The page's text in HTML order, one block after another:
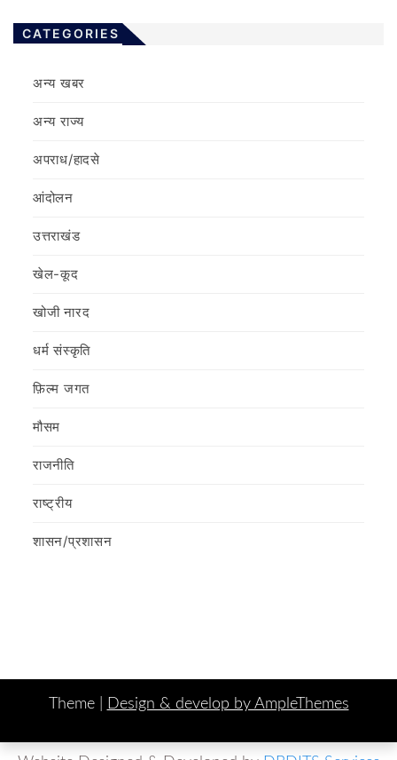
CATEGORIES
अन्य खबर
अन्य राज्य
अपराध/हादसे
आंदोलन
उत्तराखंड
खेल-कूद
खोजी नारद
धर्म संस्कृति
फ़िल्‍म जगत
मौसम
राजनीति
राष्ट्रीय
शासन/प्रशासन
Theme | Design & develop by AmpleThemes